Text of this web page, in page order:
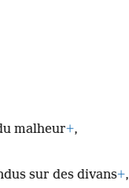
malheur+,
sur des divans+,